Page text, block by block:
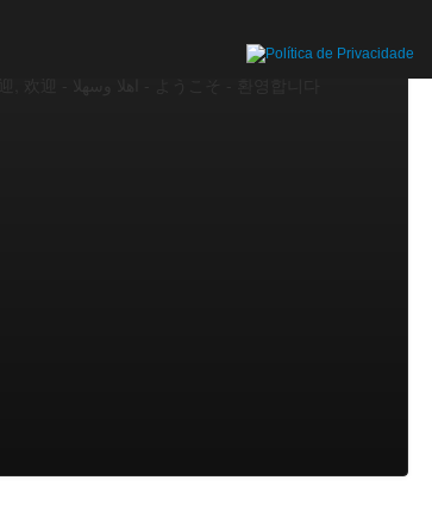
Maruhabaa – Shalom - Тавтай морилогтун -